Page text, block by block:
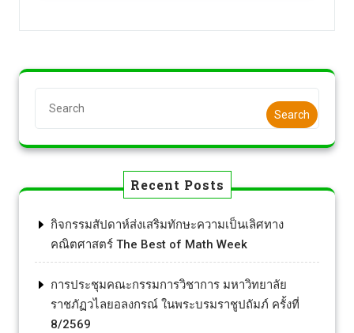
Search
Recent Posts
กิจกรรมสัปดาห์ส่งเสริมทักษะความเป็นเลิศทาง
คณิตศาสตร์ The Best of Math Week
การประชุมคณะกรรมการวิชาการ มหาวิทยาลัย
ราชภัฏวไลยอลงกรณ์ ในพระบรมราชูปถัมภ์ ครั้งที่
8/2569